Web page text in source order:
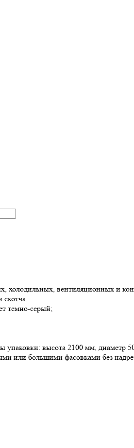
холодильных, вентиляционных и
темно-серый;
упаковки: высота 2100 мм, диаметр
или большими фасовками без